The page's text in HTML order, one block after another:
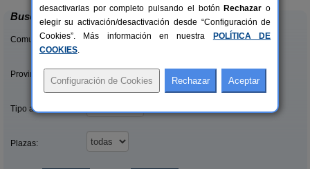
Buscar
Comunidades:
Provincias/Islas:
Tipo alquiler:
Plazas:
desactivarlas por completo pulsando el botón Rechazar o
elegir su activación/desactivación desde “Configuración de
Cookies”. Más información en nuestra
POLÍTICA DE
COOKIES.